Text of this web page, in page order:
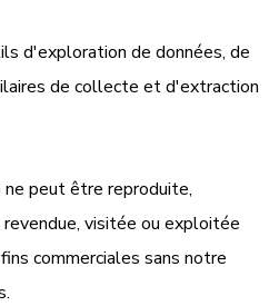
d'exploration de données, de
de collecte et d'extraction
peut être reproduite,
revendue, visitée ou exploitée
commerciales sans notre